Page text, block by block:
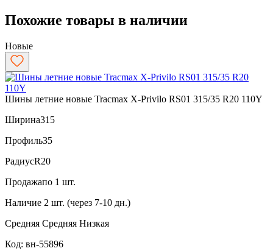
Похожие товары в наличии
Новые
Шины летние новые Tracmax X-Privilo RS01 315/35 R20 110Y
Ширина315
Профиль35
РадиусR20
Продажапо 1 шт.
Наличие 2 шт. (через 7-10 дн.)
Средняя Средняя Низкая
Код: вн-55896